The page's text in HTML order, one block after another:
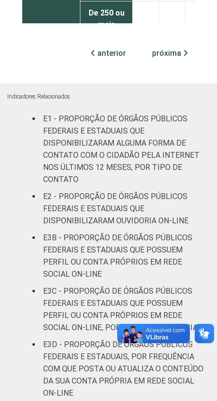
De 250 ou
mais
ocupadas
Internet nos últimos 12 meses. Respostas
entre julho e outubro de 2015.
anterior próxima
Indicadores Relacionados
E1 - PROPORÇÃO DE ÓRGÃOS PÚBLICOS
FEDERAIS E ESTADUAIS QUE
DISPONIBILIZARAM ALGUMA FORMA DE
CONTATO COM O CIDADÃO PELA INTERNET
NOS ÚLTIMOS 12 MESES, POR TIPO DE
CONTATO
E2 - PROPORÇÃO DE ÓRGÃOS PÚBLICOS
FEDERAIS E ESTADUAIS QUE
DISPONIBILIZARAM OUVIDORIA ON-LINE
E3B - PROPORÇÃO DE ÓRGÃOS PÚBLICOS
FEDERAIS E ESTADUAIS QUE POSSUEM
PERFIL OU CONTA PRÓPRIOS EM REDE
SOCIAL ON-LINE
E3C - PROPORÇÃO DE ÓRGÃOS PÚBLICOS
FEDERAIS E ESTADUAIS QUE POSSUEM
PERFIL OU CONTA PRÓPRIOS EM REDE
SOCIAL ON-LINE, POR TIPO DE REDE SOCIAL
E3D - PROPORÇÃO DE ÓRGÃOS PÚBLICOS
FEDERAIS E ESTADUAIS, POR FREQUÊNCIA
COM QUE POSTA OU ATUALIZA O CONTEÚDO
DA SUA CONTA PRÓPRIA EM REDE SOCIAL
ON-LINE